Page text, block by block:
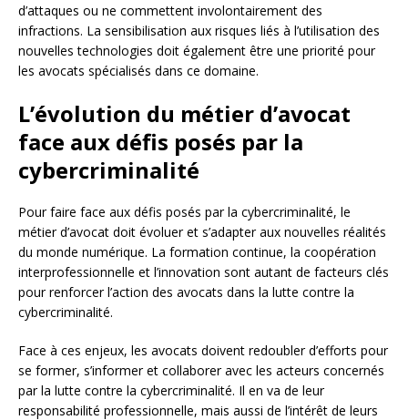
d’attaques ou ne commettent involontairement des
infractions. La sensibilisation aux risques liés à l’utilisation des
nouvelles technologies doit également être une priorité pour
les avocats spécialisés dans ce domaine.
L’évolution du métier d’avocat
face aux défis posés par la
cybercriminalité
Pour faire face aux défis posés par la cybercriminalité, le
métier d’avocat doit évoluer et s’adapter aux nouvelles réalités
du monde numérique. La formation continue, la coopération
interprofessionnelle et l’innovation sont autant de facteurs clés
pour renforcer l’action des avocats dans la lutte contre la
cybercriminalité.
Face à ces enjeux, les avocats doivent redoubler d’efforts pour
se former, s’informer et collaborer avec les acteurs concernés
par la lutte contre la cybercriminalité. Il en va de leur
responsabilité professionnelle, mais aussi de l’intérêt de leurs